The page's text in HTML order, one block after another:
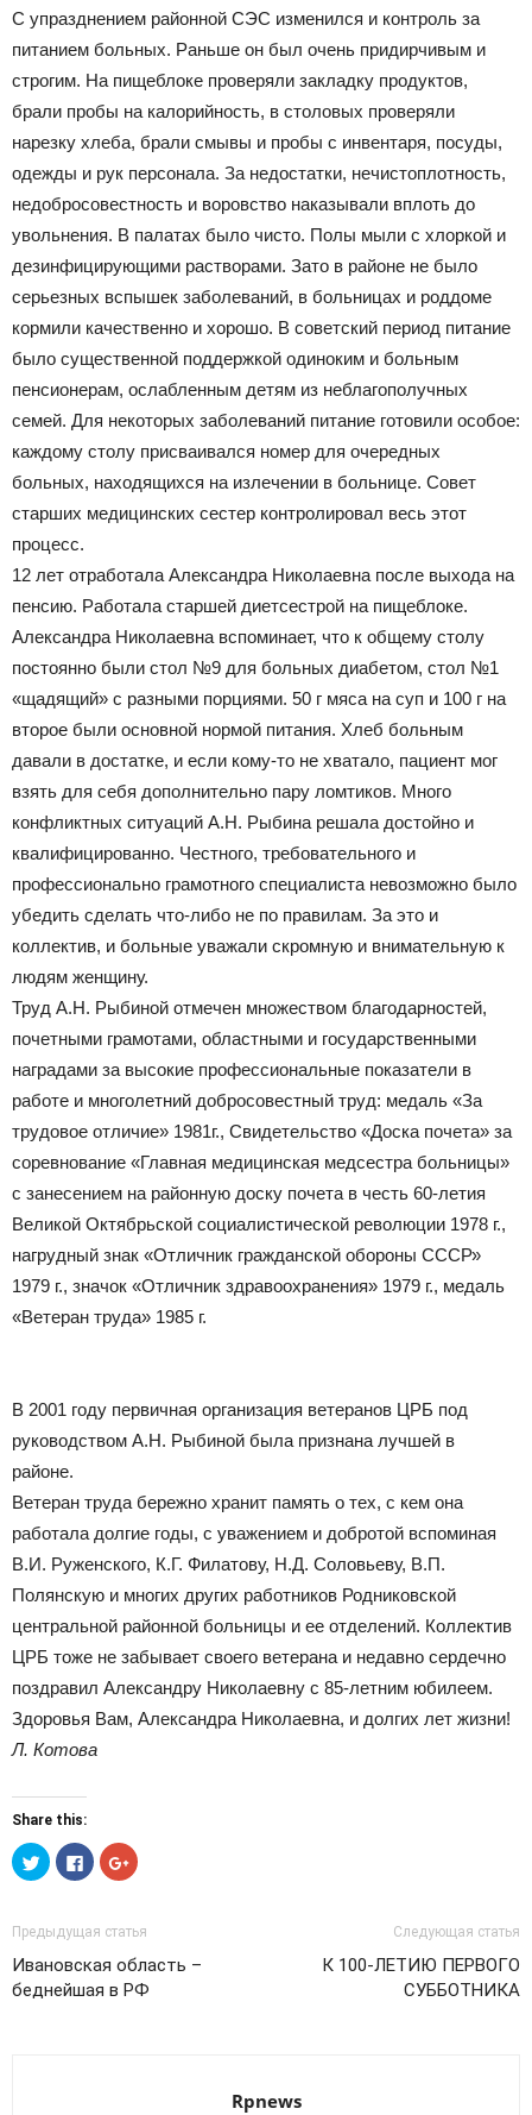
С упразднением районной СЭС изменился и контроль за
питанием больных. Раньше он был очень придирчивым и
строгим. На пищеблоке проверяли закладку продуктов,
брали пробы на калорийность, в столовых проверяли
нарезку хлеба, брали смывы и пробы с инвентаря, посуды,
одежды и рук персонала. За недостатки, нечистоплотность,
недобросовестность и воровство наказывали вплоть до
увольнения. В палатах было чисто. Полы мыли с хлоркой и
дезинфицирующими растворами. Зато в районе не было
серьезных вспышек заболеваний, в больницах и роддоме
кормили качественно и хорошо. В советский период питание
было существенной поддержкой одиноким и больным
пенсионерам, ослабленным детям из неблагополучных
семей. Для некоторых заболеваний питание готовили особое:
каждому столу присваивался номер для очередных
больных, находящихся на излечении в больнице. Совет
старших медицинских сестер контролировал весь этот
процесс.
12 лет отработала Александра Николаевна после выхода на
пенсию. Работала старшей диетсестрой на пищеблоке.
Александра Николаевна вспоминает, что к общему столу
постоянно были стол №9 для больных диабетом, стол №1
«щадящий» с разными порциями. 50 г мяса на суп и 100 г на
второе были основной нормой питания. Хлеб больным
давали в достатке, и если кому-то не хватало, пациент мог
взять для себя дополнительно пару ломтиков. Много
конфликтных ситуаций А.Н. Рыбина решала достойно и
квалифицированно. Честного, требовательного и
профессионально грамотного специалиста невозможно было
убедить сделать что-либо не по правилам. За это и
коллектив, и больные уважали скромную и внимательную к
людям женщину.
Труд А.Н. Рыбиной отмечен множеством благодарностей,
почетными грамотами, областными и государственными
наградами за высокие профессиональные показатели в
работе и многолетний добросовестный труд: медаль «За
трудовое отличие» 1981г., Свидетельство «Доска почета» за
соревнование «Главная медицинская медсестра больницы»
с занесением на районную доску почета в честь 60-летия
Великой Октябрьской социалистической революции 1978 г.,
нагрудный знак «Отличник гражданской обороны СССР»
1979 г., значок «Отличник здравоохранения» 1979 г., медаль
«Ветеран труда» 1985 г.
В 2001 году первичная организация ветеранов ЦРБ под
руководством А.Н. Рыбиной была признана лучшей в
районе.
Ветеран труда бережно хранит память о тех, с кем она
работала долгие годы, с уважением и добротой вспоминая
В.И. Руженского, К.Г. Филатову, Н.Д. Соловьеву, В.П.
Полянскую и многих других работников Родниковской
центральной районной больницы и ее отделений. Коллектив
ЦРБ тоже не забывает своего ветерана и недавно сердечно
поздравил Александру Николаевну с 85-летним юбилеем.
Здоровья Вам, Александра Николаевна, и долгих лет жизни!
Л. Котова
Share this:
Нажмите,
чтобы
поделиться
(Открывается
в
новом
окне)
Нажмите
здесь,
чтобы
на
Facebook.
(Открывается
в
новом
окне)
Нажмите,
чтобы
(Открывается
в
новом
окне)
Предыдущая статья
Ивановская область –
беднейшая в РФ
Следующая статья
К 100-ЛЕТИЮ ПЕРВОГО
СУББОТНИКА
Rpnews